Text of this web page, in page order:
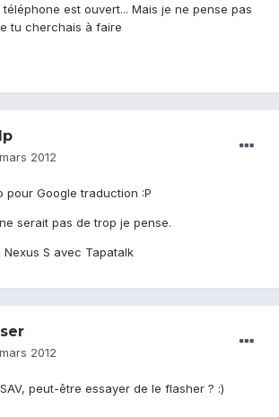
est ouvert... Mais je ne pense pas
tu cherchais à faire
2012
pour Google traduction :P
serait pas de trop je pense.
Nexus S avec Tapatalk
2012
peut-être essayer de le flasher ? :)